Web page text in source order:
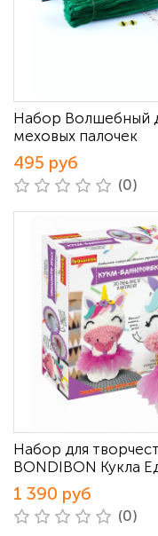
Набор Волшебный
меховых палочек
495 руб
(0)
Набор для
BONDIBON Кукла
1 390 руб
(0)